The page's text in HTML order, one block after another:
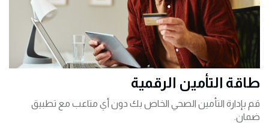
طاقة التأمين الرقمية
قم بإدارة التأمين الصحي الخاص بك دون أي متاعب مع تطبيق
ضمان.